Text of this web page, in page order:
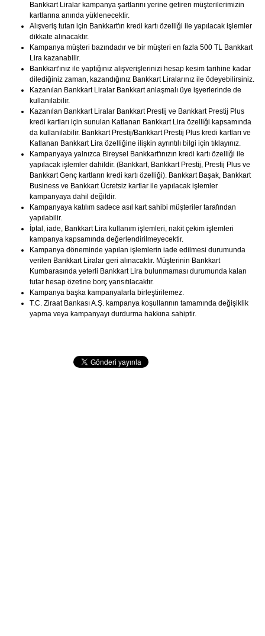
Bankkart Liralar kampanya şartlarını yerine getiren müşterilerimizin
kartlarına anında yüklenecektir.
Alışveriş tutarı için Bankkart'ın kredi kartı özelliği ile yapılacak işlemler
dikkate alınacaktır.
Kampanya müşteri bazındadır ve bir müşteri en fazla 500 TL Bankkart
Lira kazanabilir.
Bankkart'ınız ile yaptığınız alışverişlerinizi hesap kesim tarihine kadar
dilediğiniz zaman, kazandığınız Bankkart Liralarınız ile ödeyebilirsiniz.
Kazanılan Bankkart Liralar Bankkart anlaşmalı üye işyerlerinde de
kullanılabilir.
Kazanılan Bankkart Liralar Bankkart Prestij ve Bankkart Prestij Plus
kredi kartları için sunulan Katlanan Bankkart Lira özelliği kapsamında
da kullanılabilir. Bankkart Prestij/Bankkart Prestij Plus kredi kartları ve
Katlanan Bankkart Lira özelliğine ilişkin ayrıntılı bilgi için tıklayınız.
Kampanyaya yalnızca Bireysel Bankkart'ınızın kredi kartı özelliği ile
yapılacak işlemler dahildir. (Bankkart, Bankkart Prestij, Prestij Plus ve
Bankkart Genç kartların kredi kartı özelliği). Bankkart Başak, Bankkart
Business ve Bankkart Ücretsiz kartlar ile yapılacak işlemler
kampanyaya dahil değildir.
Kampanyaya katılım sadece asıl kart sahibi müşteriler tarafından
yapılabilir.
İptal, iade, Bankkart Lira kullanım işlemleri, nakit çekim işlemleri
kampanya kapsamında değerlendirilmeyecektir.
Kampanya döneminde yapılan işlemlerin iade edilmesi durumunda
verilen Bankkart Liralar geri alınacaktır. Müşterinin Bankkart
Kumbarasında yeterli Bankkart Lira bulunmaması durumunda kalan
tutar hesap özetine borç yansıtılacaktır.
Kampanya başka kampanyalarla birleştirilemez.
T.C. Ziraat Bankası A.Ş. kampanya koşullarının tamamında değişiklik
yapma veya kampanyayı durdurma hakkına sahiptir.